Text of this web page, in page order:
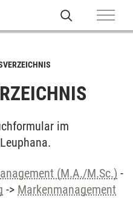
im
(M.A./M.Sc.) -
-> Markenmanagement